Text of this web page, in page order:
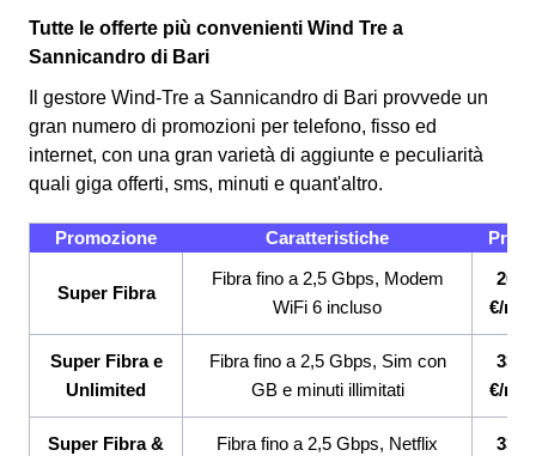
Tutte le offerte più convenienti Wind Tre a
Sannicandro di Bari
Il gestore Wind-Tre a Sannicandro di Bari provvede un
gran numero di promozioni per telefono, fisso ed
internet, con una gran varietà di aggiunte e peculiarità
quali giga offerti, sms, minuti e quant'altro.
Promozione Caratteristiche
Super Fibra
Fibra fino a 2,5 Gbps, Modem
WiFi 6 incluso
€/
Super Fibra e
Unlimited
Fibra fino a 2,5 Gbps, Sim con
GB e minuti illimitati
€/
Super Fibra &
Fibra fino a 2,5 Gbps, Netflix